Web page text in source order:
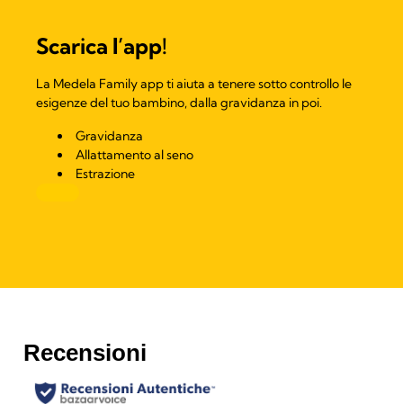
Scarica l’app!
La Medela Family app ti aiuta a tenere sotto controllo le
esigenze del tuo bambino, dalla gravidanza in poi.
Gravidanza
Allattamento al seno
Estrazione